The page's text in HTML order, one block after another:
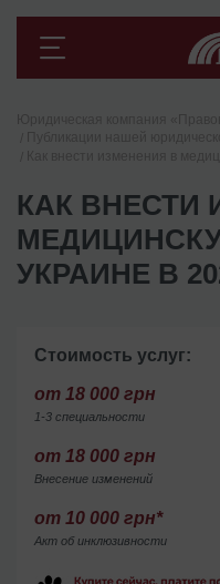
КАК ВНЕСТИ
УКРАИНЕ В
Стоимость услуг:
от 18 000 грн
1-3 специальности
от 18 000 грн
Внесение изменений
от 10 000 грн*
Акт об инклюзивности